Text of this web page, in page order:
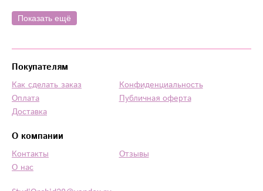
Показать ещё
Покупателям
Как сделать заказ
Оплата
Доставка
Конфиденциальность
Публичная оферта
О компании
Контакты
О нас
Отзывы